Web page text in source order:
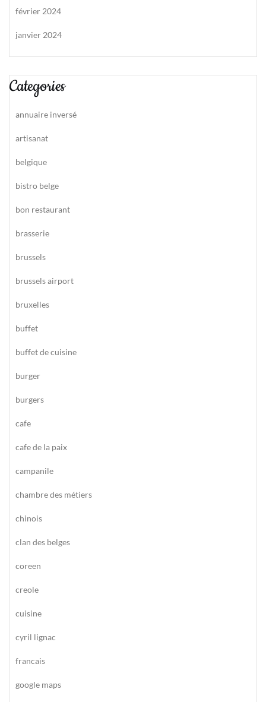
février 2024
janvier 2024
Categories
annuaire inversé
artisanat
belgique
bistro belge
bon restaurant
brasserie
brussels
brussels airport
bruxelles
buffet
buffet de cuisine
burger
burgers
cafe
cafe de la paix
campanile
chambre des métiers
chinois
clan des belges
coreen
creole
cuisine
cyril lignac
francais
google maps